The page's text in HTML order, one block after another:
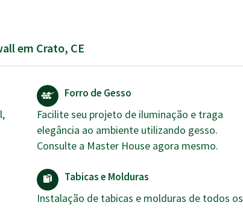
em Crato, CE
Forro de Gesso
Facilite seu projeto de iluminação e traga
elegância ao ambiente utilizando gesso.
Consulte a Master House agora mesmo.
Tabicas e Molduras
Instalação de tabicas e molduras de todos os